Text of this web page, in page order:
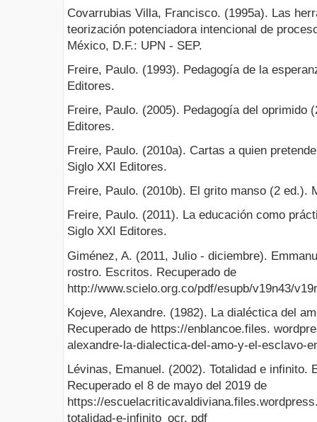
Covarrubias Villa, Francisco. (1995a). Las
teorización potenciadora intencional de
México, D.F.: UPN - SEP.
Freire, Paulo. (1993). Pedagogía de la
Editores.
Freire, Paulo. (2005). Pedagogía del oprimido
Editores.
Freire, Paulo. (2010a). Cartas a quien
Siglo XXI Editores.
Freire, Paulo. (2010b). El grito manso (2 ed.).
Freire, Paulo. (2011). La educación como
Siglo XXI Editores.
Giménez, A. (2011, Julio - diciembre).
rostro. Escritos. Recuperado de
http://www.scielo.org.co/pdf/esupb/v19n43/
Kojeve, Alexandre. (1982). La dialéctica del
Recuperado de https://enblancoe.files.
alexandre-la-dialectica-del-amo-y-el-esclavo-
Lévinas, Emanuel. (2002). Totalidad e infinito.
Recuperado el 8 de mayo del 2019 de
https://
totalidad-e-infinito_ocr. pdf